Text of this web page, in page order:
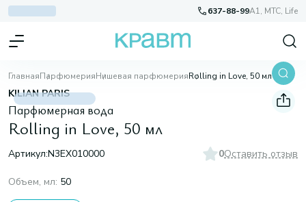
637-88-99A1, МТС, Life
ГлавнаяПарфюмерияНишевая парфюмерияRolling in Love, 50 мл
KILIAN PARIS
Парфюмерная вода
Rolling in Love, 50 мл
Артикул:N3EX010000 0Оставить отзыв
Объем, мл: 50